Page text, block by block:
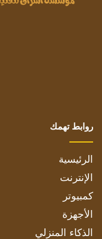
روابط تهمك
الرئيسية
الإنترنت
كمبيوتر
الأجهزة
الذكاء المنزلي